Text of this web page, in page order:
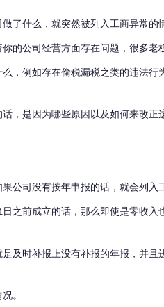
了什么，就突然被列入工商异常的
的公司经营方面存在问题，很多老
，例如存在偷税漏税之类的违法
，是因为哪些原因以及如何来改正
公司没有按年申报的话，就会列入
日之前成立的话，那么即使是零收入
是及时补报上没有补报的年报，并
。